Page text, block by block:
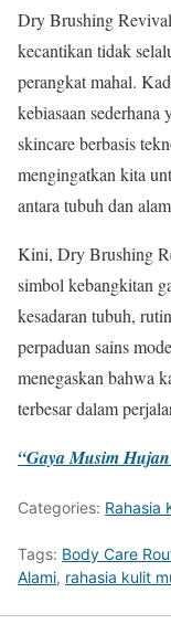
Dry Brushing
kecantikan tidak
perangkat mahal.
kebiasaan
skincare berbasis
mengingatkan kita
antara tubuh dan
Kini, Dry Brushing
simbol kebangkitan
kesadaran tubuh,
perpaduan sains
menegaskan bahwa
terbesar dalam
“Gaya Musim
Categories: Rahasia
Tags: Body Care
Alami, rahasia kulit